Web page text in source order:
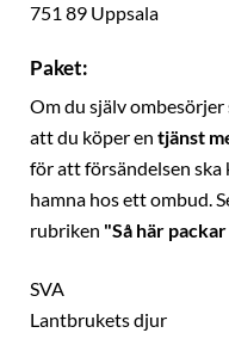
751 89 Uppsala
Paket:
Om du själv
att du köper en tjänst
för att försändelsen
hamna hos ett ombud.
rubriken "Så här
SVA
Lantbrukets djur